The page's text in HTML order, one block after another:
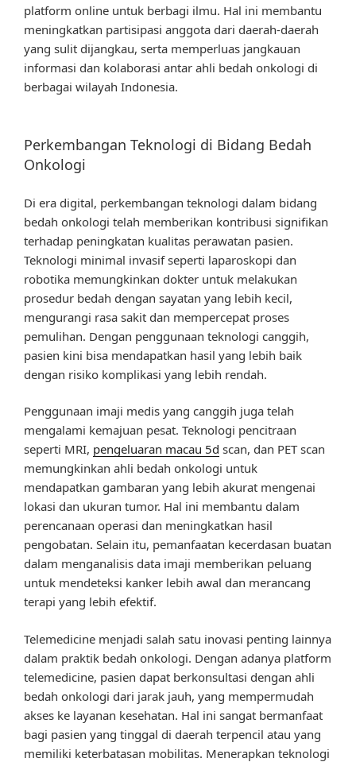
platform online untuk berbagi ilmu. Hal ini membantu
meningkatkan partisipasi anggota dari daerah-daerah
yang sulit dijangkau, serta memperluas jangkauan
informasi dan kolaborasi antar ahli bedah onkologi di
berbagai wilayah Indonesia.
Perkembangan Teknologi di Bidang Bedah
Onkologi
Di era digital, perkembangan teknologi dalam bidang
bedah onkologi telah memberikan kontribusi signifikan
terhadap peningkatan kualitas perawatan pasien.
Teknologi minimal invasif seperti laparoskopi dan
robotika memungkinkan dokter untuk melakukan
prosedur bedah dengan sayatan yang lebih kecil,
mengurangi rasa sakit dan mempercepat proses
pemulihan. Dengan penggunaan teknologi canggih,
pasien kini bisa mendapatkan hasil yang lebih baik
dengan risiko komplikasi yang lebih rendah.
Penggunaan imaji medis yang canggih juga telah
mengalami kemajuan pesat. Teknologi pencitraan
seperti MRI, pengeluaran macau 5d scan, dan PET scan
memungkinkan ahli bedah onkologi untuk
mendapatkan gambaran yang lebih akurat mengenai
lokasi dan ukuran tumor. Hal ini membantu dalam
perencanaan operasi dan meningkatkan hasil
pengobatan. Selain itu, pemanfaatan kecerdasan buatan
dalam menganalisis data imaji memberikan peluang
untuk mendeteksi kanker lebih awal dan merancang
terapi yang lebih efektif.
Telemedicine menjadi salah satu inovasi penting lainnya
dalam praktik bedah onkologi. Dengan adanya platform
telemedicine, pasien dapat berkonsultasi dengan ahli
bedah onkologi dari jarak jauh, yang mempermudah
akses ke layanan kesehatan. Hal ini sangat bermanfaat
bagi pasien yang tinggal di daerah terpencil atau yang
memiliki keterbatasan mobilitas. Menerapkan teknologi